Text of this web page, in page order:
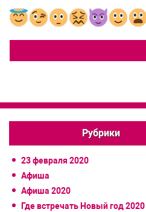
Рубрики
23 февраля 2020
Афиша
Афиша 2020
Где встречать Новый год 2020